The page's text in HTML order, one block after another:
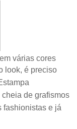
várias cores
look, é preciso
cheia de grafismos
fashionistas e já